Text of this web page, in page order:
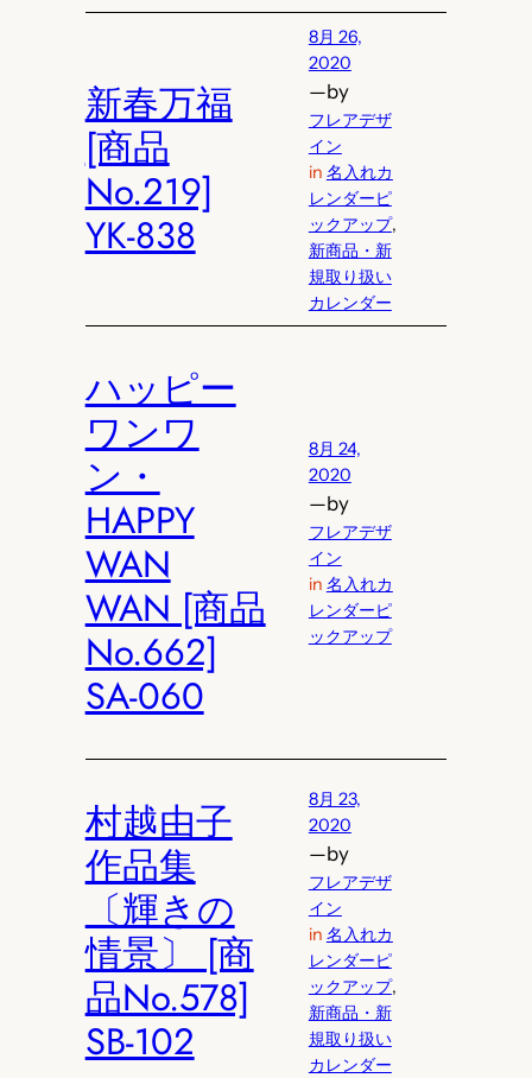
新春万福
[商品
No.219]
YK-838
8月 26,
2020
—by
フレアデザ
イン
in 名入れカ
レンダーピ
ックアップ
新商品・新
規取り扱い
カレンダー
ハッピー
ワンワ
ン・
HAPPY
WAN
WAN [商品
No.662]
SA-060
8月 24,
2020
—by
フレアデザ
イン
in 名入れカ
レンダーピ
ックアップ
村越由子
作品集
〔輝きの
情景〕 [商
品No.578]
SB-102
8月 23,
2020
—by
フレアデザ
イン
in 名入れカ
レンダーピ
ックアップ
新商品・新
規取り扱い
カレンダー